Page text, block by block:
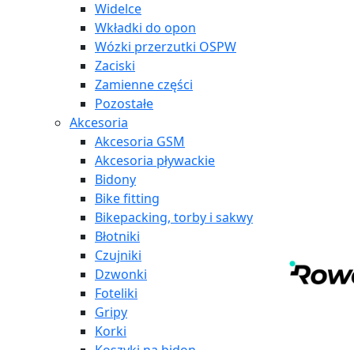
Widelce
Wkładki do opon
Wózki przerzutki OSPW
Zaciski
Zamienne części
Pozostałe
Akcesoria
Akcesoria GSM
Akcesoria pływackie
Bidony
Bike fitting
Bikepacking, torby i sakwy
Błotniki
Czujniki
Dzwonki
Foteliki
Gripy
Korki